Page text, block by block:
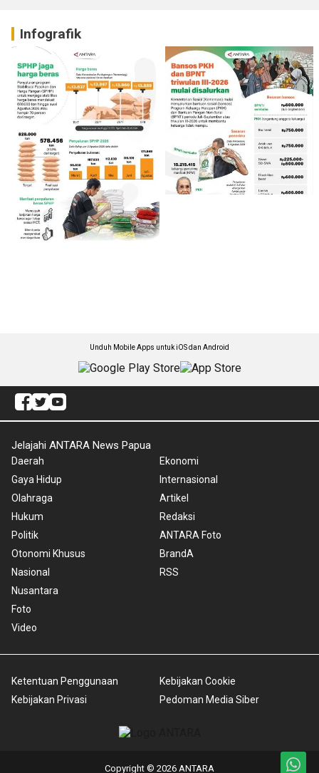
Infografik
Unduh Mobile Apps untuk iOS dan Android
Jelajahi ANTARA News Papua
Daerah
Gaya Hidup
Olahraga
Hukum
Politik
Otonomi Khusus
Nasional
Nusantara
Foto
Video
Ekonomi
Internasional
Artikel
Redaksi
ANTARA Foto
BrandA
RSS
Ketentuan Penggunaan
Kebijakan Privasi
Kebijakan Cookie
Pedoman Media Siber
Copyright © 2026 ANTARA